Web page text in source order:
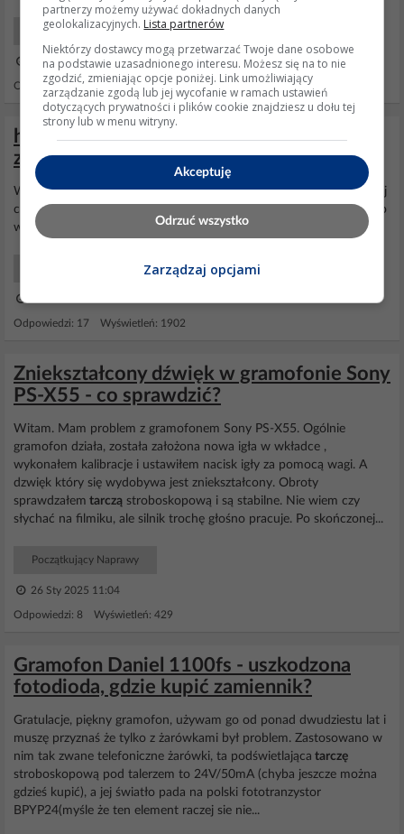
Drukarki, ksero Profesjonalne
15 Lis 2006 21:28
Odpowiedzi: 6 Wyświetleń: 2257
hp 840 wciaga kartke drukuje 2 rzedy
znakow i staje
Wyczyść jeszcze po lewej stronie okrągłątarczęstroboskopową i jej
czujnik. Być może tam coś się przybrudziło. Ale najprędzej będzie to
wina tuszu.
Drukarki, ksero Profesjonalne
Odpowiedzi: 17 Wyświetleń: 1902
Zniekształcony dźwięk w gramofonie Sony
PS-X55 - co sprawdzić?
Witam. Mam problem z gramofonem Sony PS-X55. Ogólnie
gramofon działa, została założona nowa igła w wkładce ,
wykonałem kalibracje i ustawiłem nacisk igły za pomocą wagi. A
dzwięk który się wydobywa jest zniekształcony. Obroty
sprawdzałem tarczą stroboskopową i są stabilne. Nie wiem czy
słychać na filmiku, ale silnik trochę głośno pracuje. Po skończonej...
Początkujący Naprawy
26 Sty 2025 11:04
Odpowiedzi: 8 Wyświetleń: 429
Gramofon Daniel 1100fs - uszkodzona
fotodioda, gdzie kupić zamiennik?
Gratulacje, piękny gramofon, używam go od ponad dwudziestu lat i
muszę przyznaś że tylko z żarówkami był problem. Zastosowano w
nim tak zwane telefoniczne żarówki, ta podświetlająca tarczę
stroboskopową pod talerzem to 24V/50mA (chyba jeszcze można
gdzieś kupić), a jej światło pada na polski fototranzystor
BPYP24(myśle że ten element raczej sie nie...
partnerzy możemy używać dokładnych danych
geolokalizacyjnych. Lista partnerów
Niektórzy dostawcy mogą przetwarzać Twoje dane osobowe
na podstawie uzasadnionego interesu. Możesz się na to nie
zgodzić, zmieniając opcje poniżej. Link umożliwiający
zarządzanie zgodą lub jej wycofanie w ramach ustawień
dotyczących prywatności i plików cookie znajdziesz u dołu tej
strony lub w menu witryny.
Akceptuję
Odrzuć wszystko
Zarządzaj opcjami